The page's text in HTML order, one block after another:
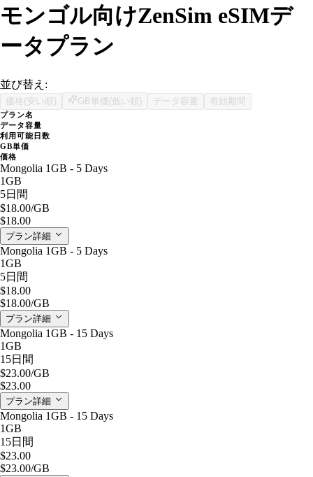
モンゴル向けZenSim eSIMデ
ータプラン
並び替え:
価格(安い順) GB単価(低い順) データ容量 有効期間
プラン名
データ容量
利用可能日数
GB単価
価格
Mongolia 1GB - 5 Days
1GB
5日間
$18.00/GB
$18.00
プラン詳細
Mongolia 1GB - 5 Days
1GB
5日間
$18.00
$18.00/GB
プラン詳細
Mongolia 1GB - 15 Days
1GB
15日間
$23.00/GB
$23.00
プラン詳細
Mongolia 1GB - 15 Days
1GB
15日間
$23.00
$23.00/GB